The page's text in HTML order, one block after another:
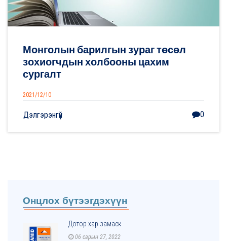
Онцлох бүтээгдэхүүн
Дотор хар замаск
06 сарын 27, 2022
Монголын барилгын зураг төсөл
зохиогчдын холбооны цахим
сургалт
2021/12/10
Дэлгэрэнгүй 0